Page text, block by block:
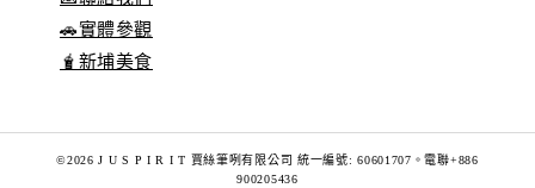
🚗實體參觀
🧋新埔美食
©2026 J U S P I R I T 賈絲筆咧有限公司 統一編號: 60601707。電聯+886
900205436